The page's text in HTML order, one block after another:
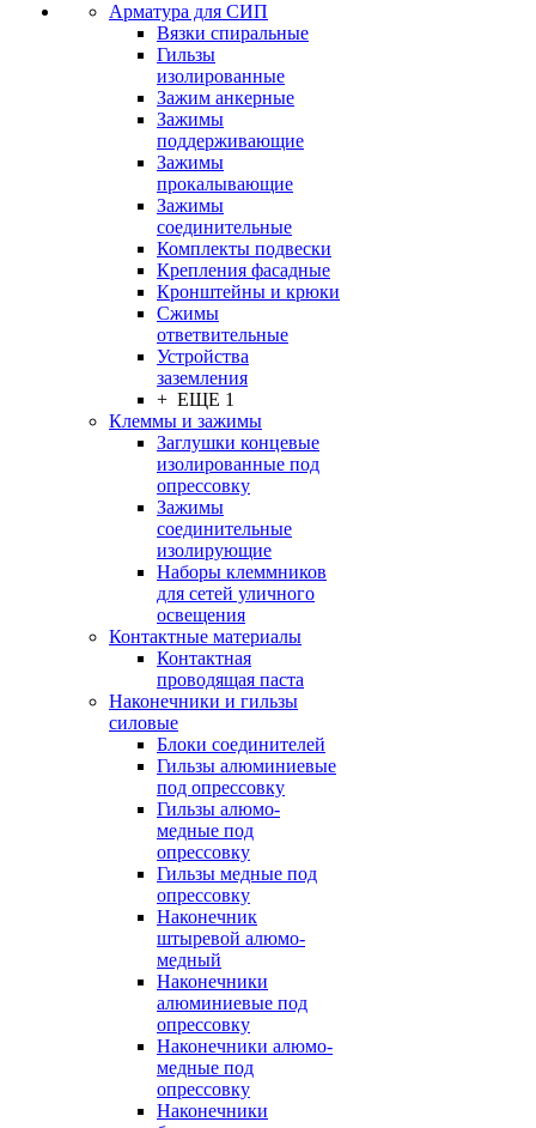
Арматура для СИП
Вязки спиральные
Гильзы
изолированные
Зажим анкерные
Зажимы
поддерживающие
Зажимы
прокалывающие
Зажимы
соединительные
Комплекты подвески
Крепления фасадные
Кронштейны и крюки
Сжимы
ответвительные
Устройства
заземления
+ ЕЩЕ 1
Клеммы и зажимы
Заглушки концевые
изолированные под
опрессовку
Зажимы
соединительные
изолирующие
Наборы клеммников
для сетей уличного
освещения
Контактные материалы
Контактная
проводящая паста
Наконечники и гильзы
силовые
Блоки соединителей
Гильзы алюминиевые
под опрессовку
Гильзы алюмо-
медные под
опрессовку
Гильзы медные под
опрессовку
Наконечник
штыревой алюмо-
медный
Наконечники
алюминиевые под
опрессовку
Наконечники алюмо-
медные под
опрессовку
Наконечники